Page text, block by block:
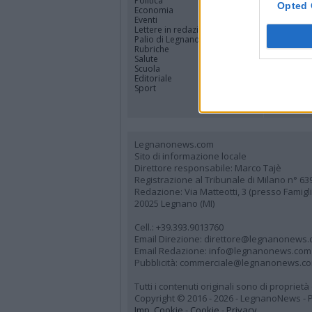
Opted
Economia
Eventi
Lettere in redazione
Palio di Legnano
Rubriche
Salute
Scuola
Editoriale
Sport
Varesotto
Legnanonews.com
Sito di informazione locale
Direttore responsabile: Marco Tajè
Registrazione al Tribunale di Milano n°
Redazione: Via Matteotti, 3 (presso
20025 Legnano (MI)
Cell.: +39.393.9013760
Email Direzione:
Email Redazione: info@legnanonews.com
Pubblicità:
Tutti i contenuti originali sono di
Copyright © 2016 - 2026 - LegnanoNews